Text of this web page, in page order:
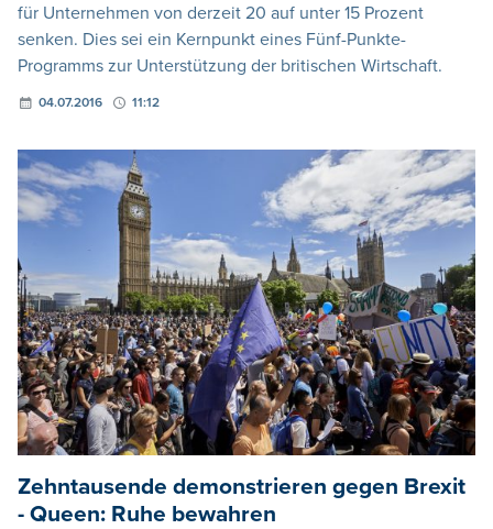
für Unternehmen von derzeit 20 auf unter 15 Prozent
senken. Dies sei ein Kernpunkt eines Fünf-Punkte-
Programms zur Unterstützung der britischen Wirtschaft.
04.07.2016 11:12
Zehntausende demonstrieren gegen Brexit
- Queen: Ruhe bewahren